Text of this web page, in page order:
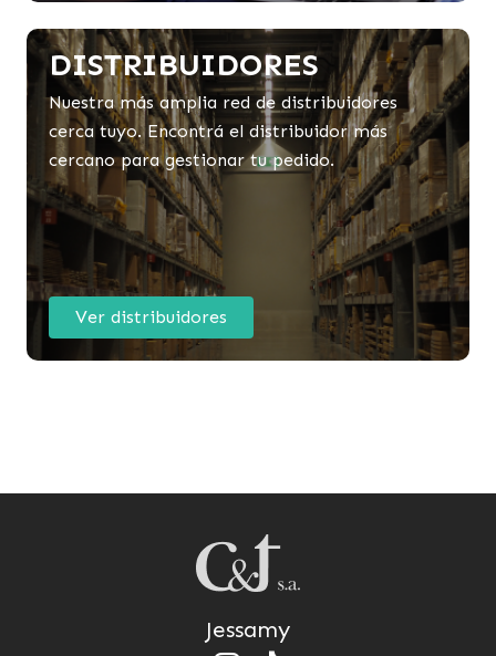
DISTRIBUIDORES
Nuestra más amplia red de distribuidores
cerca tuyo. Encontrá el distribuidor más
cercano para gestionar tu pedido.
Ver distribuidores
Jessamy